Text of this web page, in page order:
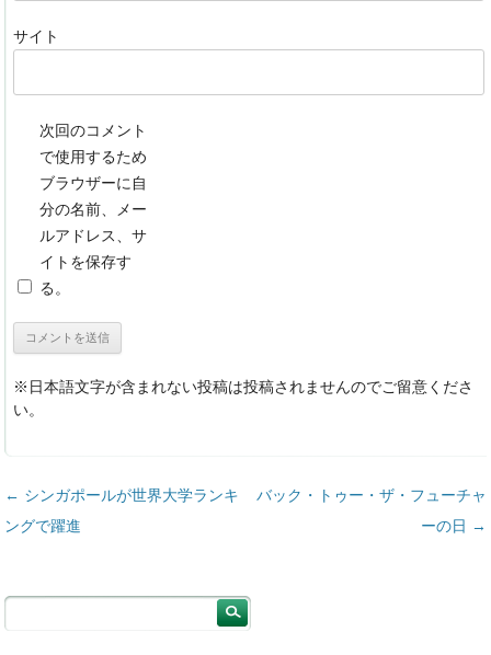
サイト
次回のコメント
で使用するため
ブラウザーに自
分の名前、メー
ルアドレス、サ
イトを保存す
る。
※日本語文字が含まれない投稿は投稿されませんのでご留意くださ
い。
投稿ナビゲーション
← シンガポールが世界大学ランキ
ングで躍進
バック・トゥー・ザ・フューチャ
ーの日 →